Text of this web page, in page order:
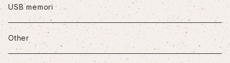
iPhone12mini
iPhone12Pro Max
USB memori
Other